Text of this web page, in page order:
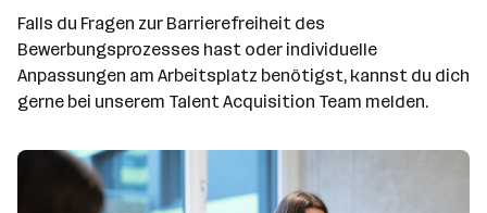
Falls du Fragen zur Barrierefreiheit des
Bewerbungsprozesses hast oder individuelle
Anpassungen am Arbeitsplatz benötigst, kannst du dich
gerne bei unserem Talent Acquisition Team melden.